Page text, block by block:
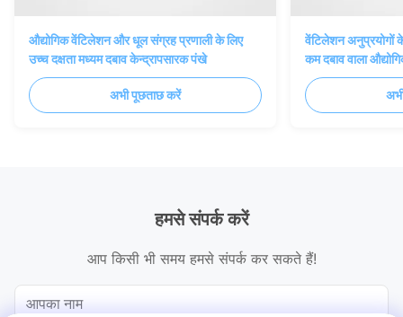
औद्योगिक वेंटिलेशन और धूल संग्रह प्रणाली के लिए
उच्च दक्षता मध्यम दबाव केन्द्रापसारक पंखे
अभी पूछताछ करें
वेंटिलेशन अनुप्रयोगों
कम दबाव वाला
हमसे संपर्क करें
आप किसी भी समय हमसे संपर्क कर सकते हैं!